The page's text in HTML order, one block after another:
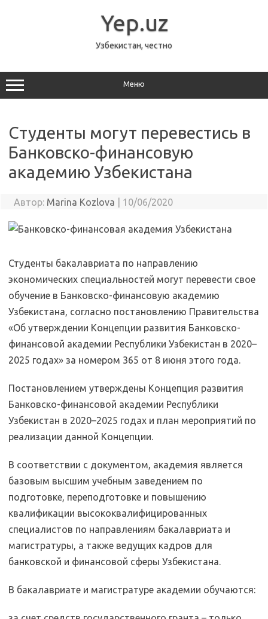
Yep.uz
Узбекистан, честно
Меню
Cтуденты могут перевестись в
Банковско-финансовую
академию Узбекистана
Автор: Marina Kozlova 10/06/2020
Студенты бакалавриата по направлению
экономических специальностей могут перевести свое
обучение в Банковско-финансовую академию
Узбекистана, согласно постановлению Правительства
«Об утверждении Концепции развития Банковско-
финансовой академии Республики Узбекистан в 2020–
2025 годах» за номером 365 от 8 июня этого года.
Постановлением утверждены Концепция развития
Банковско-финансовой академии Республики
Узбекистан в 2020–2025 годах и план мероприятий по
реализации данной Концепции.
В соответствии с документом, академия является
базовым высшим учебным заведением по
подготовке, переподготовке и повышению
квалификации высококвалифицированных
специалистов по направлениям бакалавриата и
магистратуры, а также ведущих кадров для
банковской и финансовой сферы Узбекистана.
В бакалавриате и магистратуре академии обучаются: